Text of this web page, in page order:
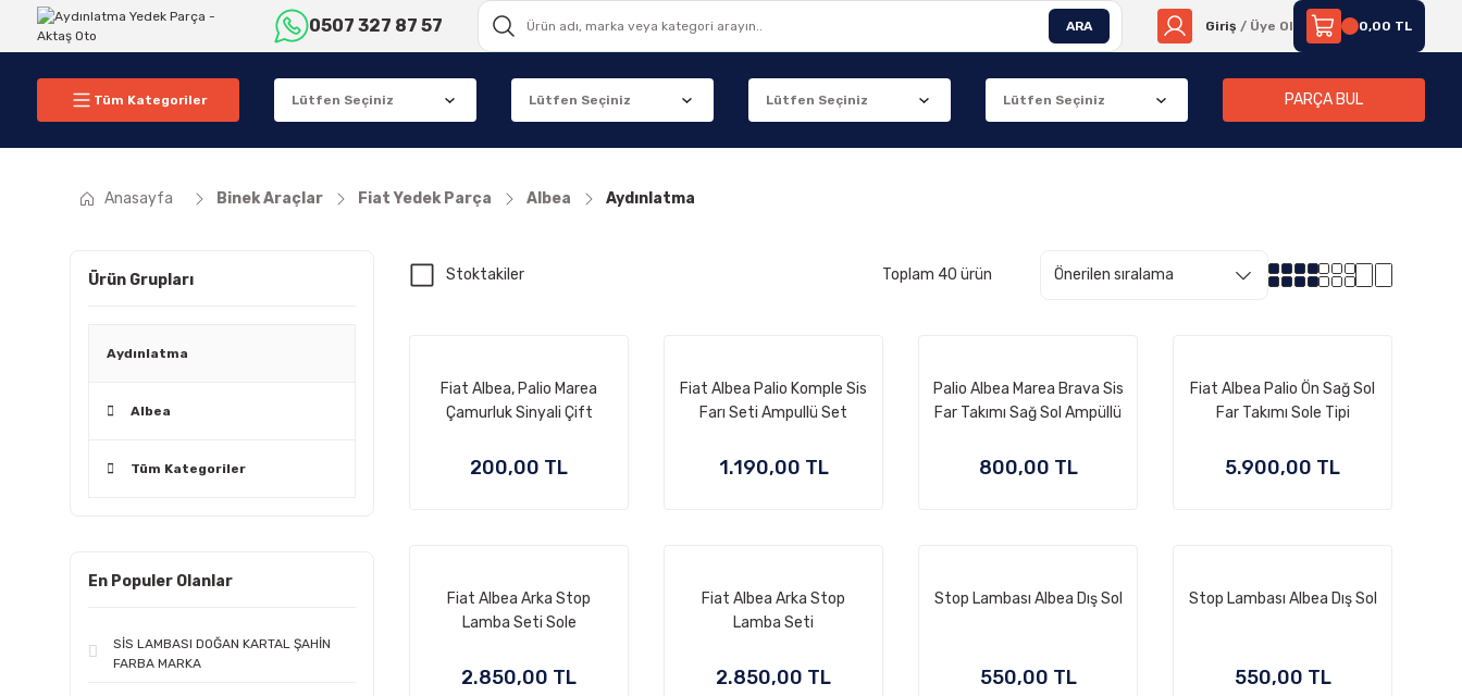
0507 327 87 57 ARA Giriş / Üye Ol 0,00 TL
Tüm Kategoriler PARÇA BUL
Anasayfa Binek Araçlar Fiat Yedek Parça Albea Aydınlatma
Ürün Grupları
Aydınlatma
Albea
Tüm Kategoriler
En Populer Olanlar
SİS LAMBASI DOĞAN KARTAL ŞAHİN
FARBA MARKA
Stoktakiler Toplam 40 ürün
Fiat Albea, Palio Marea
Çamurluk Sinyali Çift
200,00 TL
Fiat Albea Palio Komple Sis
Farı Seti Ampullü Set
1.190,00 TL
Palio Albea Marea Brava Sis
Far Takımı Sağ Sol Ampüllü
800,00 TL
Fiat Albea Palio Ön Sağ Sol
Far Takımı Sole Tipi
5.900,00 TL
Fiat Albea Arka Stop
Lamba Seti Sole
2.850,00 TL
Fiat Albea Arka Stop
Lamba Seti
2.850,00 TL
Stop Lambası Albea Dış Sol
550,00 TL
Stop Lambası Albea Dış Sol
550,00 TL